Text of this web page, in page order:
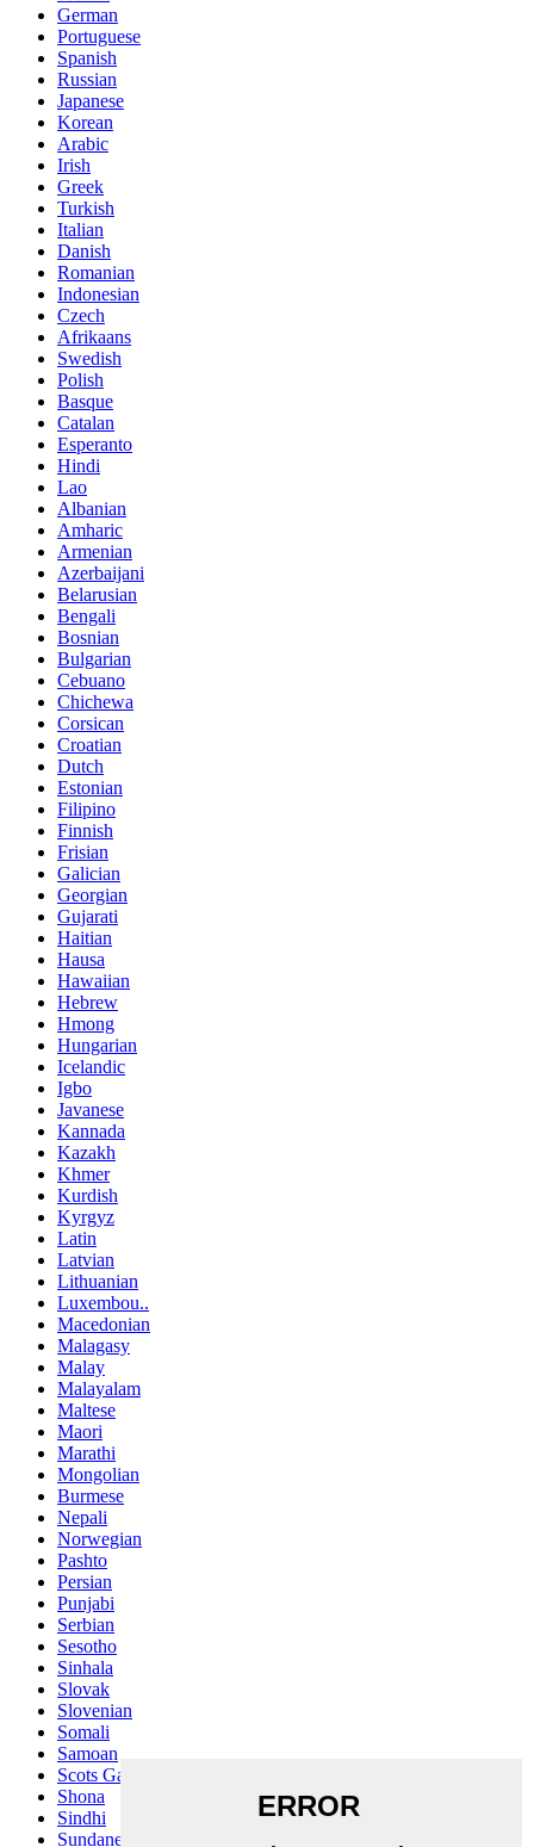
German
Portuguese
Spanish
Russian
Japanese
Korean
Arabic
Irish
Greek
Turkish
Italian
Danish
Romanian
Indonesian
Czech
Afrikaans
Swedish
Polish
Basque
Catalan
Esperanto
Hindi
Lao
Albanian
Amharic
Armenian
Azerbaijani
Belarusian
Bengali
Bosnian
Bulgarian
Cebuano
Chichewa
Corsican
Croatian
Dutch
Estonian
Filipino
Finnish
Frisian
Galician
Georgian
Gujarati
Haitian
Hausa
Hawaiian
Hebrew
Hmong
Hungarian
Icelandic
Igbo
Javanese
Kannada
Kazakh
Khmer
Kurdish
Kyrgyz
Latin
Latvian
Lithuanian
Luxembou..
Macedonian
Malagasy
Malay
Malayalam
Maltese
Maori
Marathi
Mongolian
Burmese
Nepali
Norwegian
Pashto
Persian
Punjabi
Serbian
Sesotho
Sinhala
Slovak
Slovenian
Somali
Samoan
Scots Gaelic
Shona
Sindhi
Sundanese